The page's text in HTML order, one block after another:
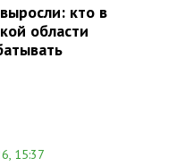
кто в
области
15:37